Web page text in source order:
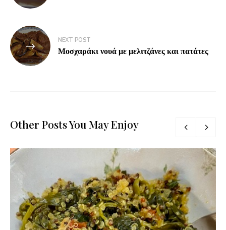
NEXT POST
Μοσχαράκι νουά με μελιτζάνες και πατάτες
Other Posts You May Enjoy